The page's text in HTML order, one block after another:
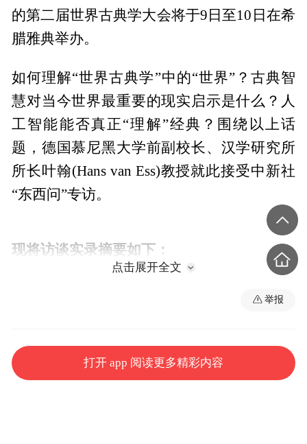
的第二届世界古典学大会将于9日至10日在希
腊雅典举办。
如何理解“世界古典学”中的“世界”？古典智
慧对当今世界最重要的现实启示是什么？人
工智能能否真正“理解”经典？围绕以上话
题，德国慕尼黑大学前副校长、汉学研究所
所长叶翰(Hans van Ess)教授就此接受中新社
“东西问”专访。
点击展开全文
举报
打开 app 阅读更多精彩内容